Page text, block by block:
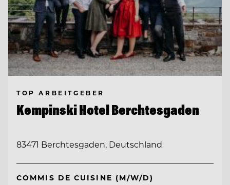
TOP ARBEITGEBER
Kempinski Hotel Berchtesgaden
83471 Berchtesgaden, Deutschland
COMMIS DE CUISINE (M/W/D)